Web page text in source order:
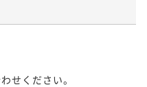
せください。